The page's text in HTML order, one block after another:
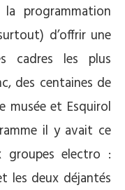
programmation
d’offrir une
cadres les plus
des centaines de
musée et Esquirol
il y avait ce
electro :
les deux déjantés